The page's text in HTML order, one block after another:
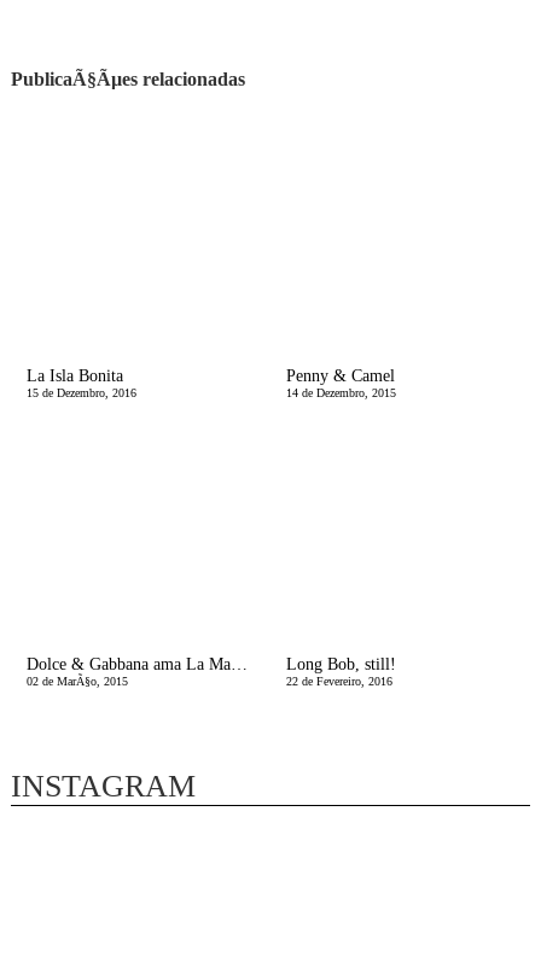
PublicaÃ§Ãµes relacionadas
La Isla Bonita
15 de Dezembro, 2016
Penny & Camel
14 de Dezembro, 2015
Dolce & Gabbana ama La Mamma
02 de MarÃ§o, 2015
Long Bob, still!
22 de Fevereiro, 2016
INSTAGRAM